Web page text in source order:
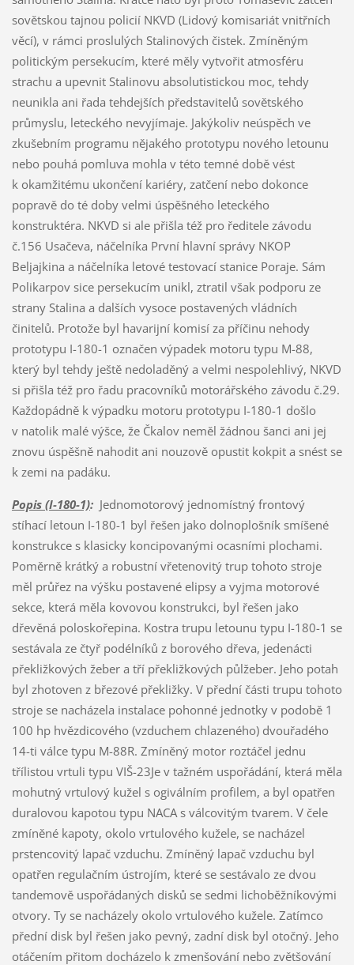
Popis (I-180-1):Jednomotorový jednomístný frontový
stíhací letoun I-180-1 byl řešen jako dolnoplošník smíšené
konstrukce s klasicky koncipovanými ocasními plochami.
Poměrně krátký a robustní vřetenovitý trup tohoto stroje
měl průřez na výšku postavené elipsy a vyjma motorové
sekce, která měla kovovou konstrukci, byl řešen jako
dřevěná poloskořepina. Kostra trupu letounu typu I-180-1 se
sestávala ze čtyř podélníků z borového dřeva, jedenácti
překližkových žeber a tří překližkových půlžeber. Jeho potah
byl zhotoven z březové překližky. V přední části trupu tohoto
stroje se nacházela instalace pohonné jednotky v podobě 1
100 hp hvězdicového (vzduchem chlazeného) dvouřadého
14-ti válce typu M-88R. Zmíněný motor roztáčel jednu
třílistou vrtuli typu VIŠ-23Je v tažném uspořádání, která měla
mohutný vrtulový kužel s ogiválním profilem, a byl opatřen
duralovou kapotou typu NACA s válcovitým tvarem. V čele
zmíněné kapoty, okolo vrtulového kužele, se nacházel
prstencovitý lapač vzduchu. Zmíněný lapač vzduchu byl
opatřen regulačním ústrojím, které se sestávalo ze dvou
tandemově uspořádaných disků se sedmi lichoběžníkovými
otvory. Ty se nacházely okolo vrtulového kužele. Zatímco
přední disk byl řešen jako pevný, zadní disk byl otočný. Jeho
otáčením přitom docházelo k zmenšování nebo zvětšování